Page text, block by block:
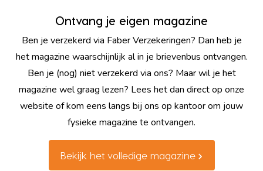
Ontvang je eigen magazine
Ben je verzekerd via Faber Verzekeringen? Dan heb je
het magazine waarschijnlijk al in je brievenbus ontvangen.
Ben je (nog) niet verzekerd via ons? Maar wil je het
magazine wel graag lezen? Lees het dan direct op onze
website of kom eens langs bij ons op kantoor om jouw
fysieke magazine te ontvangen.
Bekijk het volledige magazine